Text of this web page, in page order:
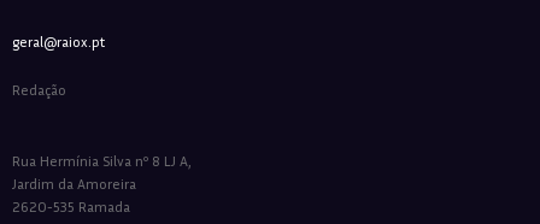
geral@raiox.pt
Redação
Rua Hermínia Silva nº 8 LJ A,
Jardim da Amoreira
2620-535 Ramada